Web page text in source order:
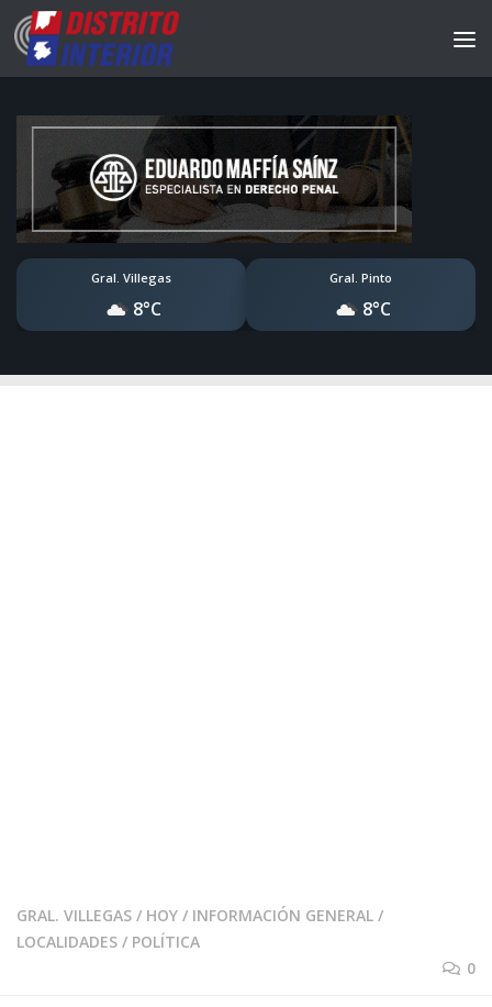
Gral. Villegas
8°C
Gral. Pinto
8°C
GRAL. VILLEGAS / HOY / INFORMACIÓN GENERAL /
LOCALIDADES / POLÍTICA
0